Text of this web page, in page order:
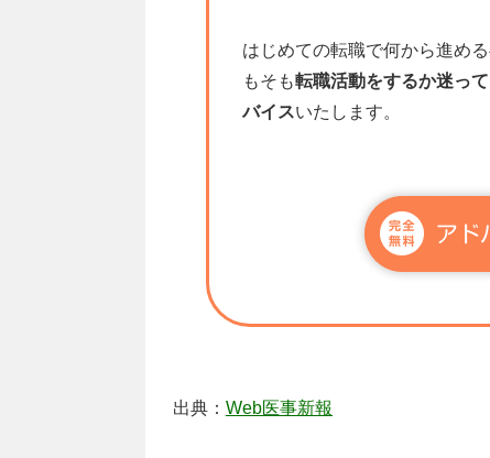
はじめての転職で何から進め
もそも転職活動をするか迷っ
バイスいたします。
出典： Web医事新報